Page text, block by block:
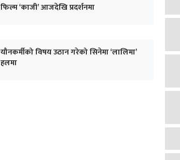
फिल्म ‘काजी’ आजदेखि प्रदर्शनमा
यौनकर्मीको विषय उठान गरेको सिनेमा ‘लालिमा’
हलमा